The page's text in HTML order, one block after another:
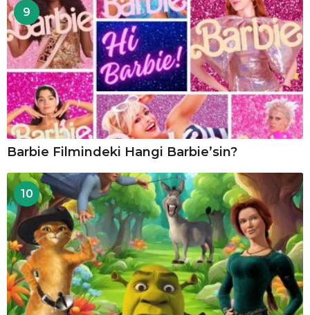
9
Barbie Filmindeki Hangi Barbie’sin?
10